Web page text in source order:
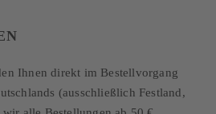
Ihnen direkt im Bestellvorgang
(ausschließlich Festland,